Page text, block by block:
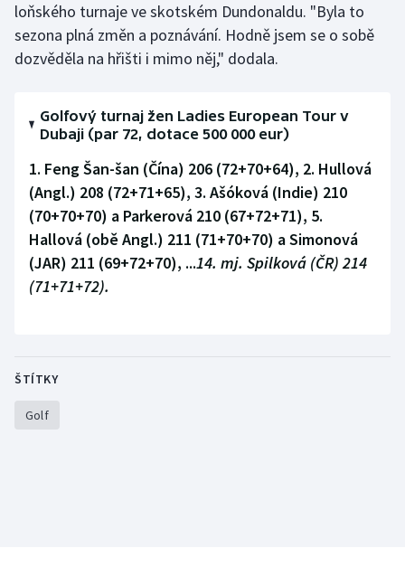
Motorsport
Olympijské hry
Plavání
Plážový volejbal
Ragby
Rychlobruslení
loňského turnaje ve skotském Dundonaldu. "Byla to
sezona plná změn a poznávání. Hodně jsem se o sobě
dozvěděla na hřišti i mimo něj," dodala.
Golfový turnaj žen Ladies European Tour v
Dubaji (par 72, dotace 500 000 eur)
1. Feng Šan-šan (Čína) 206 (72+70+64), 2. Hullová
(Angl.) 208 (72+71+65), 3. Ašóková (Indie) 210
(70+70+70) a Parkerová 210 (67+72+71), 5.
Hallová (obě Angl.) 211 (71+70+70) a Simonová
(JAR) 211 (69+72+70), ...14. mj. Spilková (ČR) 214
(71+71+72).
ŠTÍTKY
Golf